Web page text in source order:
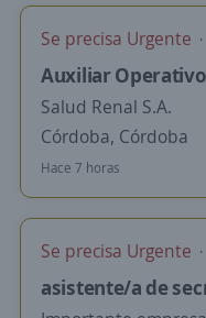
Se precisa Urgente
Auxiliar Operativo
Salud Renal S.A.
Córdoba, Córdoba
Hace 7 horas
Se precisa Urgente
asistente/a de